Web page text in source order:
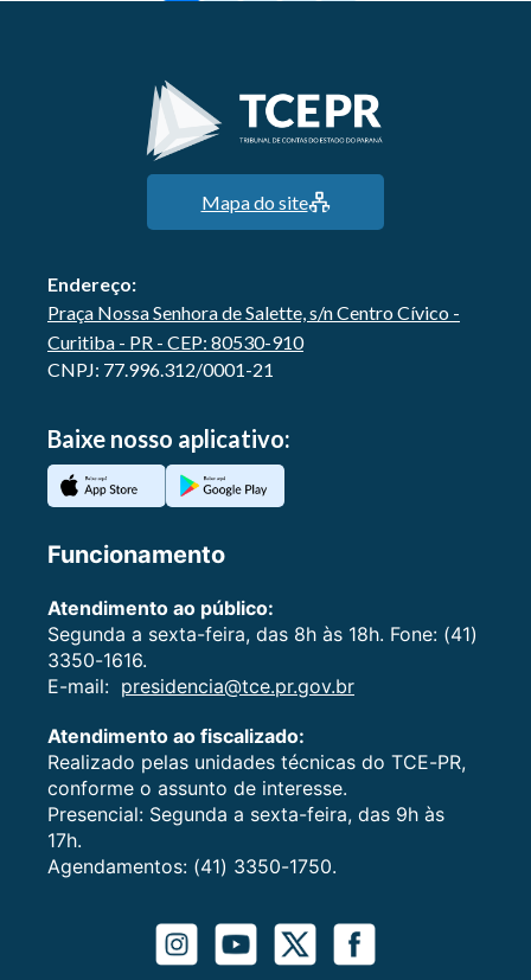
Mapa do site
Endereço:
Praça Nossa Senhora de Salette, s/n Centro Cívico -
Curitiba - PR - CEP: 80530-910
CNPJ: 77.996.312/0001-21
Baixe nosso aplicativo:
Funcionamento
Atendimento ao público:
Segunda a sexta-feira, das 8h às 18h. Fone: (41)
3350-1616.
E-mail: presidencia@tce.pr.gov.br
Atendimento ao fiscalizado:
Realizado pelas unidades técnicas do TCE-PR,
conforme o assunto de interesse.
Presencial: Segunda a sexta-feira, das 9h às
17h.
Agendamentos: (41) 3350-1750.